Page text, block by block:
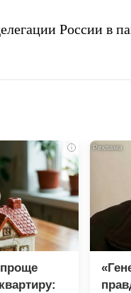
России в
i